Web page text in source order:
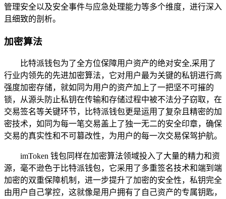
管理安全以及安全事件与应急处理能力等多个维度，进行深入
且细致的剖析。
加密算法
比特派钱包为了全方位保障用户资产的绝对安全,采用了
行业内领先的先进加密算法，它对用户最为关键的私钥进行高
强度加密存储，就如同为用户的资产加上了一把坚不可摧的
锁，从源头防止私钥在传输和存储过程中被不法分子窃取，在
交易签名等关键环节，比特派钱包更是运用了复杂且精密的加
密技术，如同为每一笔交易盖上了独一无二的安全印章，确保
交易的真实性和不可篡改性，为用户的每一次交易保驾护航。
imToken 钱包同样在加密算法领域投入了大量的精力和资
源，毫不逊色于比特派钱包，它采用了多重签名技术和端到端
加密的双重保障机制，进一步提升了加密的安全性，私钥完全
由用户自己掌控，这就像是用户拥有了自己资产的专属钥匙，